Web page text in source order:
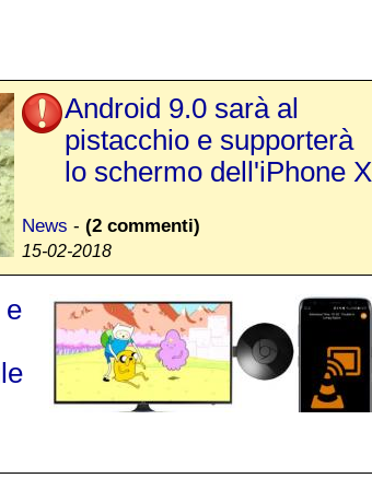
Android 9.0 sarà al
pistacchio e supporterà
lo schermo dell'iPhone X
News - (2 commenti)
15-02-2018
e